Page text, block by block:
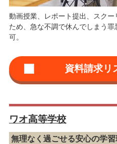
動画授業、レポート提出、スク
ため、急な不調で休んでしまう
可。
ワオ高等学校
無理なく過ごせる安心の学